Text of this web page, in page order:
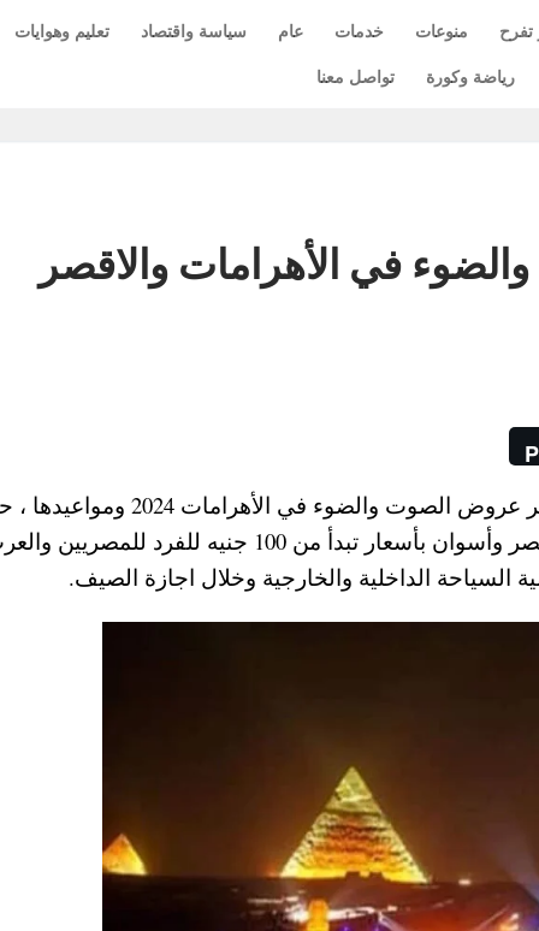
تفرح منوعات خدمات عام سياسة واقتصاد
تعليم وهوايات
رياضة وكورة تواصل معنا
في الأهرامات والاقصر
أعلنت وزارة السياحة تفاصيل تخفيض أسعار تذاكر عروض الصوت والضوء في
تقدم شركة مصر للصوت والضوء عروض في الأقصر وأسوان بأسعار تبدأ من 100 جنيه للفرد
الداخلية والخارجية وخلال اجازة الصيف.